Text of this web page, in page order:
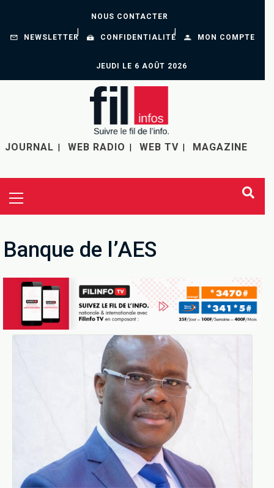
NOUS CONTACTER
NEWSLETTER CONFIDENTIALITÉ MON COMPTE
JEUDI LE 6 AOÛT 2026
JOURNAL WEB RADIO WEB TV MAGAZINE
Banque de l’AES